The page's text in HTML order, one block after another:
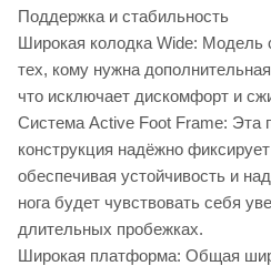
Поддержка и стабильность
Широкая колодка Wide: Модель
тех, кому нужна
что исключает дискомфорт и
Система Active Foot Frame: Эта
конструкция надёжно
обеспечивая устойчивость и
нога будет чувствовать себя
длительных пробежках.
Широкая платформа: Общая